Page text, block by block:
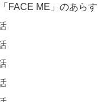
FACE ME」のあら